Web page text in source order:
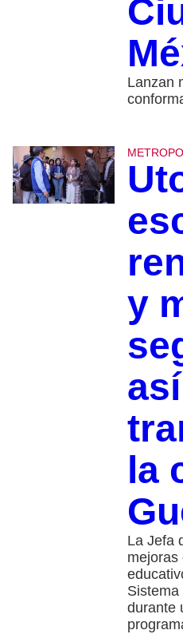
Lanzan
y
la
La Jefa
mejoras
durante